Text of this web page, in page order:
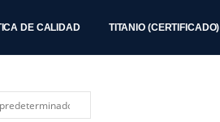
DE CALIDAD TITANIO (CERTIFICADO)